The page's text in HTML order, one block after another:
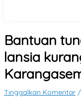
Bantuan
lansia
Tinggalkan Komentar